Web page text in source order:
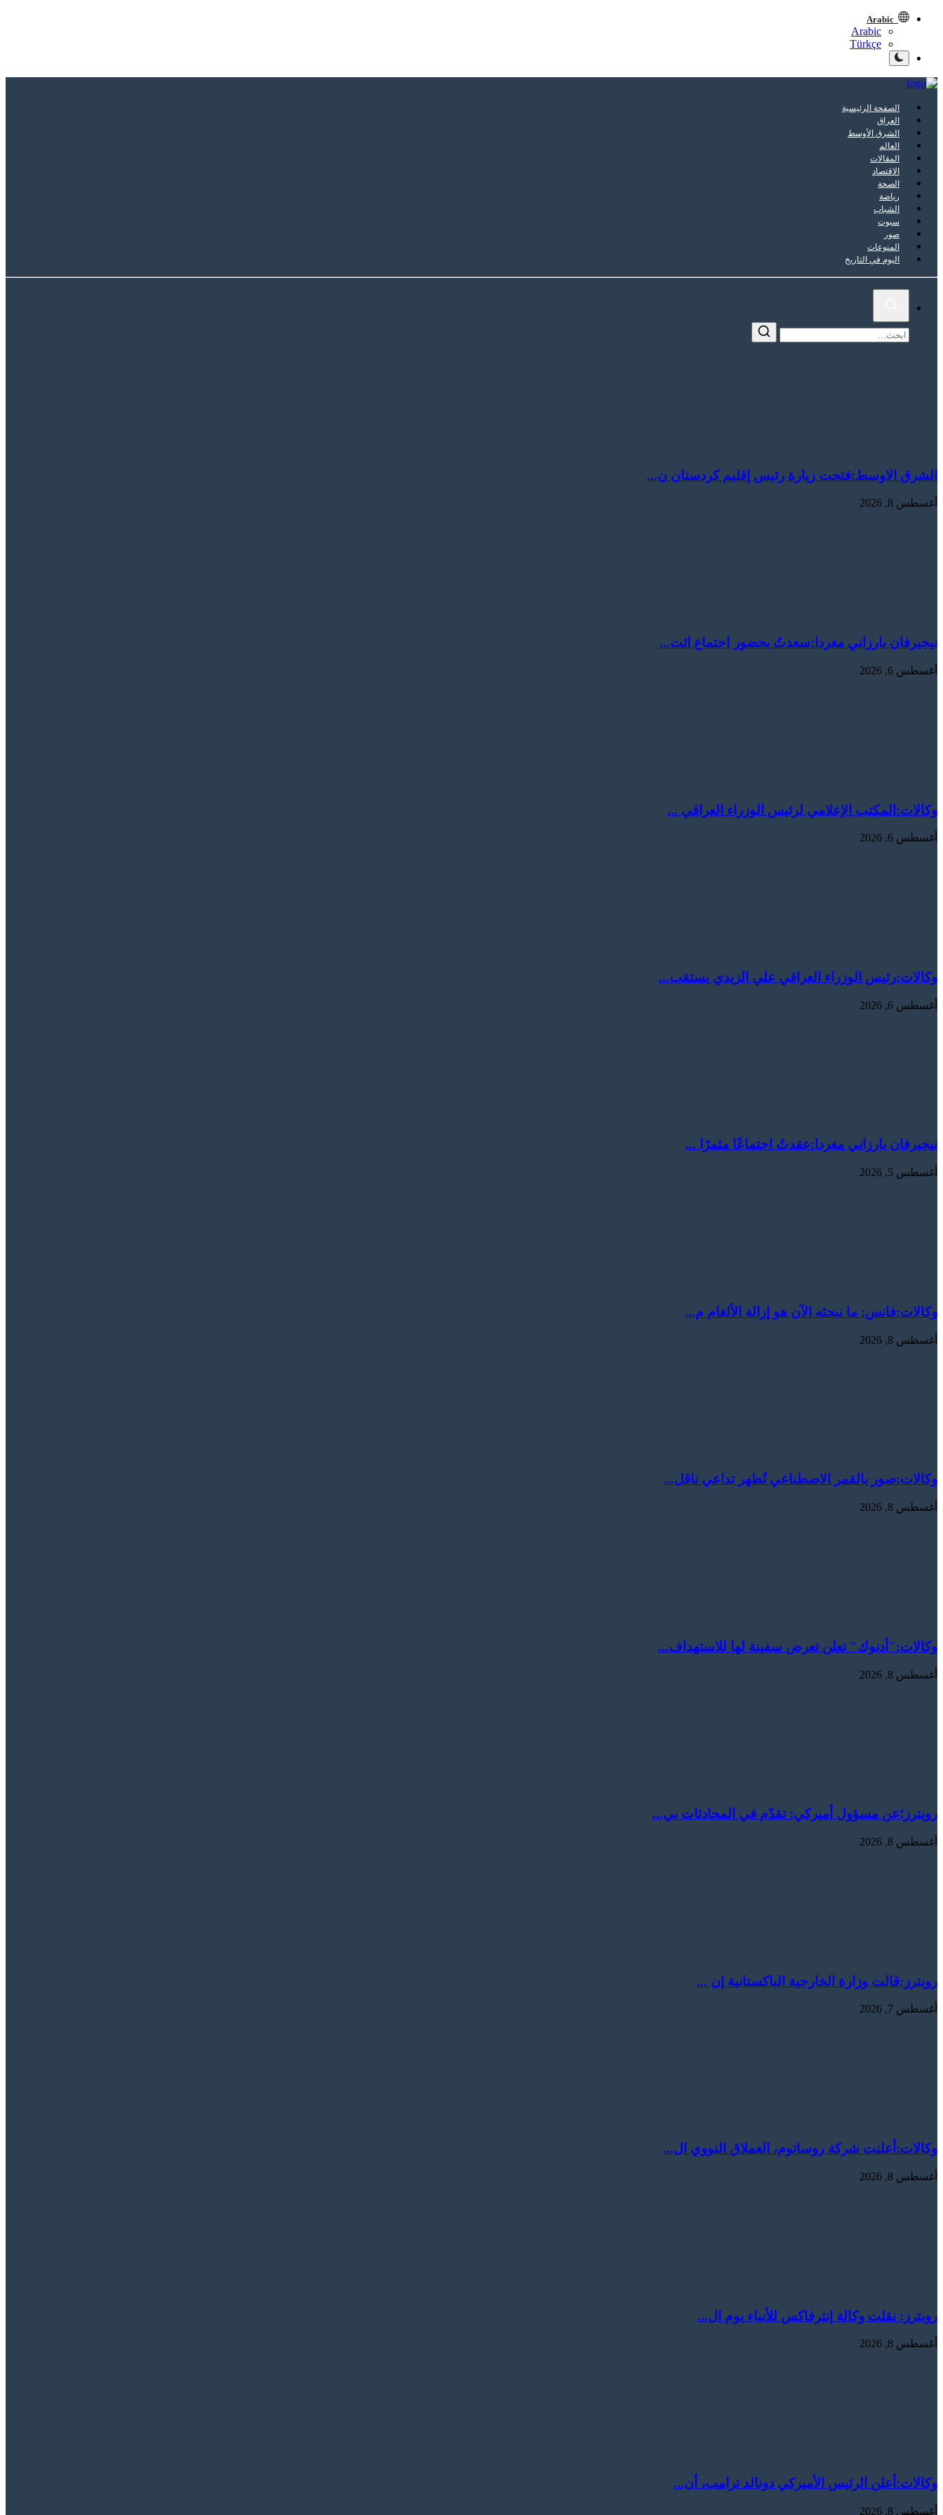
Arabic
Türkçe
الصفحة الرئيسية
العراق
الشرق الأوسط
العالم
المقالات
الاقتصاد
الصحة
رياضة
الشباب
سبوت
صور
المنوعات
اليوم في التاريخ
الشرق الاوسط:‏فتحت زيارة رئيس إقليم كردستان ن...
أغسطس 8, 2026
نيجيرفان بارزاني مغردا:سعدتُ بحضور اجتماع ائت...
أغسطس 6, 2026
وكالات:المكتب الإعلامي لرئيس الوزراء العراقي ...
أغسطس 6, 2026
وكالات:‏رئيس الوزراء العراقي علي الزيدي يستقب...
أغسطس 6, 2026
نيجيرفان بارزاني مغردا:عقدتُ اجتماعًا مثمرًا ...
أغسطس 5, 2026
وكالات:فانس: ما نبحثه الآن هو إزالة الألغام م...
أغسطس 8, 2026
وكالات:‏صور بالقمر الاصطناعي تُظهر تداعي ناقل...
أغسطس 8, 2026
وكالات:‏"أدنوك" تعلن تعرض سفينة لها للاستهداف...
أغسطس 8, 2026
رويترز؛عن مسؤول أميركي: تقدّم في المحادثات بي...
أغسطس 8, 2026
رويترز:‏قالت ​وزارة الخارجية الباكستانية ‌إن ...
أغسطس 7, 2026
وكالات:‏أعلنت شركة روساتوم، العملاق النووي ال...
أغسطس 8, 2026
روبترز: ‏نقلت ​وكالة إنترفاكس للأنباء ‌يوم ال...
أغسطس 8, 2026
وكالات:‏أعلن الرئيس الأميركي دونالد ترامب، أن...
أغسطس 8, 2026